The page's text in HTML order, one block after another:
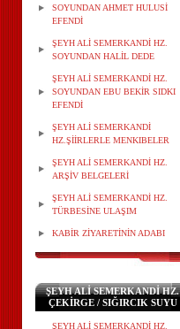
SOYUNDAN AHMET HULUSİ
EFENDİ
ŞEYH ALİ SEMERKANDİ HZ.
SOYUNDAN HALİL DEDE
ŞEYH ALİ SEMERKANDİ HZ.
SOYUNDAN EBU BEKİR SIDKI
EFENDİ
ŞEYH ALİ SEMERKANDİ
HZ.ŞİİRLERLE MENKIBELER
ŞEYH ALİ SEMERKANDİ HZ.
ARŞİV BELGELERİ
ŞEYH ALİ SEMERKANDİ HZ.
TÜRBESİNE ULAŞIM
KABİR ZİYARETİNİN ADABI
ŞEYH ALİ SEMERKANDİ HZ.
ÇEKİRGE / SIĞIRCIK SUYU
ŞEYH ALİ SEMERKANDİ HZ.